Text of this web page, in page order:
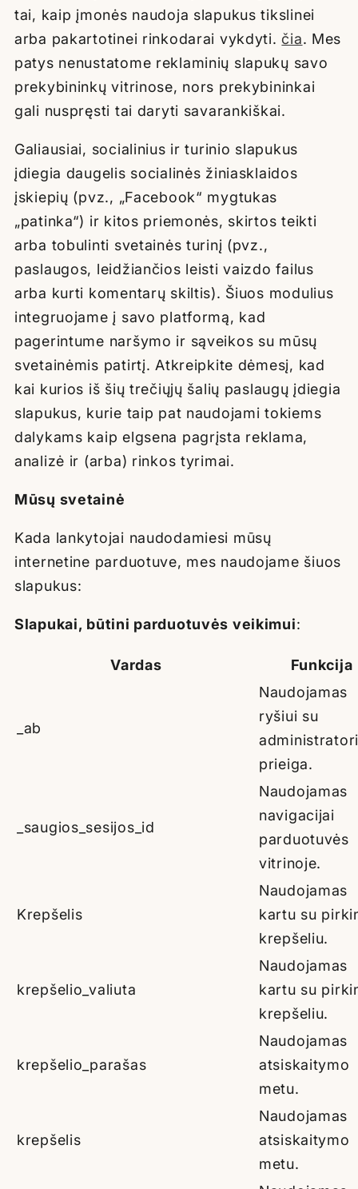
tai, kaip įmonės naudoja slapukus tikslinei
arba pakartotinei rinkodarai vykdyti. čia. Mes
patys nenustatome reklaminių slapukų savo
prekybininkų vitrinose, nors prekybininkai
gali nuspręsti tai daryti savarankiškai.
Galiausiai, socialinius ir turinio slapukus
įdiegia daugelis socialinės žiniasklaidos
įskiepių (pvz., „Facebook“ mygtukas
„patinka“) ir kitos priemonės, skirtos teikti
arba tobulinti svetainės turinį (pvz.,
paslaugos, leidžiančios leisti vaizdo failus
arba kurti komentarų skiltis). Šiuos modulius
integruojame į savo platformą, kad
pagerintume naršymo ir sąveikos su mūsų
svetainėmis patirtį. Atkreipkite dėmesį, kad
kai kurios iš šių trečiųjų šalių paslaugų įdiegia
slapukus, kurie taip pat naudojami tokiems
dalykams kaip elgsena pagrįsta reklama,
analizė ir (arba) rinkos tyrimai.
Mūsų svetainė
Kada lankytojai naudodamiesi mūsų
internetine parduotuve, mes naudojame šiuos
slapukus:
Slapukai, būtini parduotuvės veikimui:
Vardas Funkcija
_ab
Naudojamas
ryšiui su
prieiga.
_saugios_sesijos_id
Naudojamas
navigacijai
parduotuvės
vitrinoje.
Krepšelis
Naudojamas
kartu su
krepšeliu.
krepšelio_valiuta
Naudojamas
kartu su
krepšeliu.
krepšelio_parašas
Naudojamas
atsiskaitymo
metu.
krepšelis
Naudojamas
atsiskaitymo
metu.